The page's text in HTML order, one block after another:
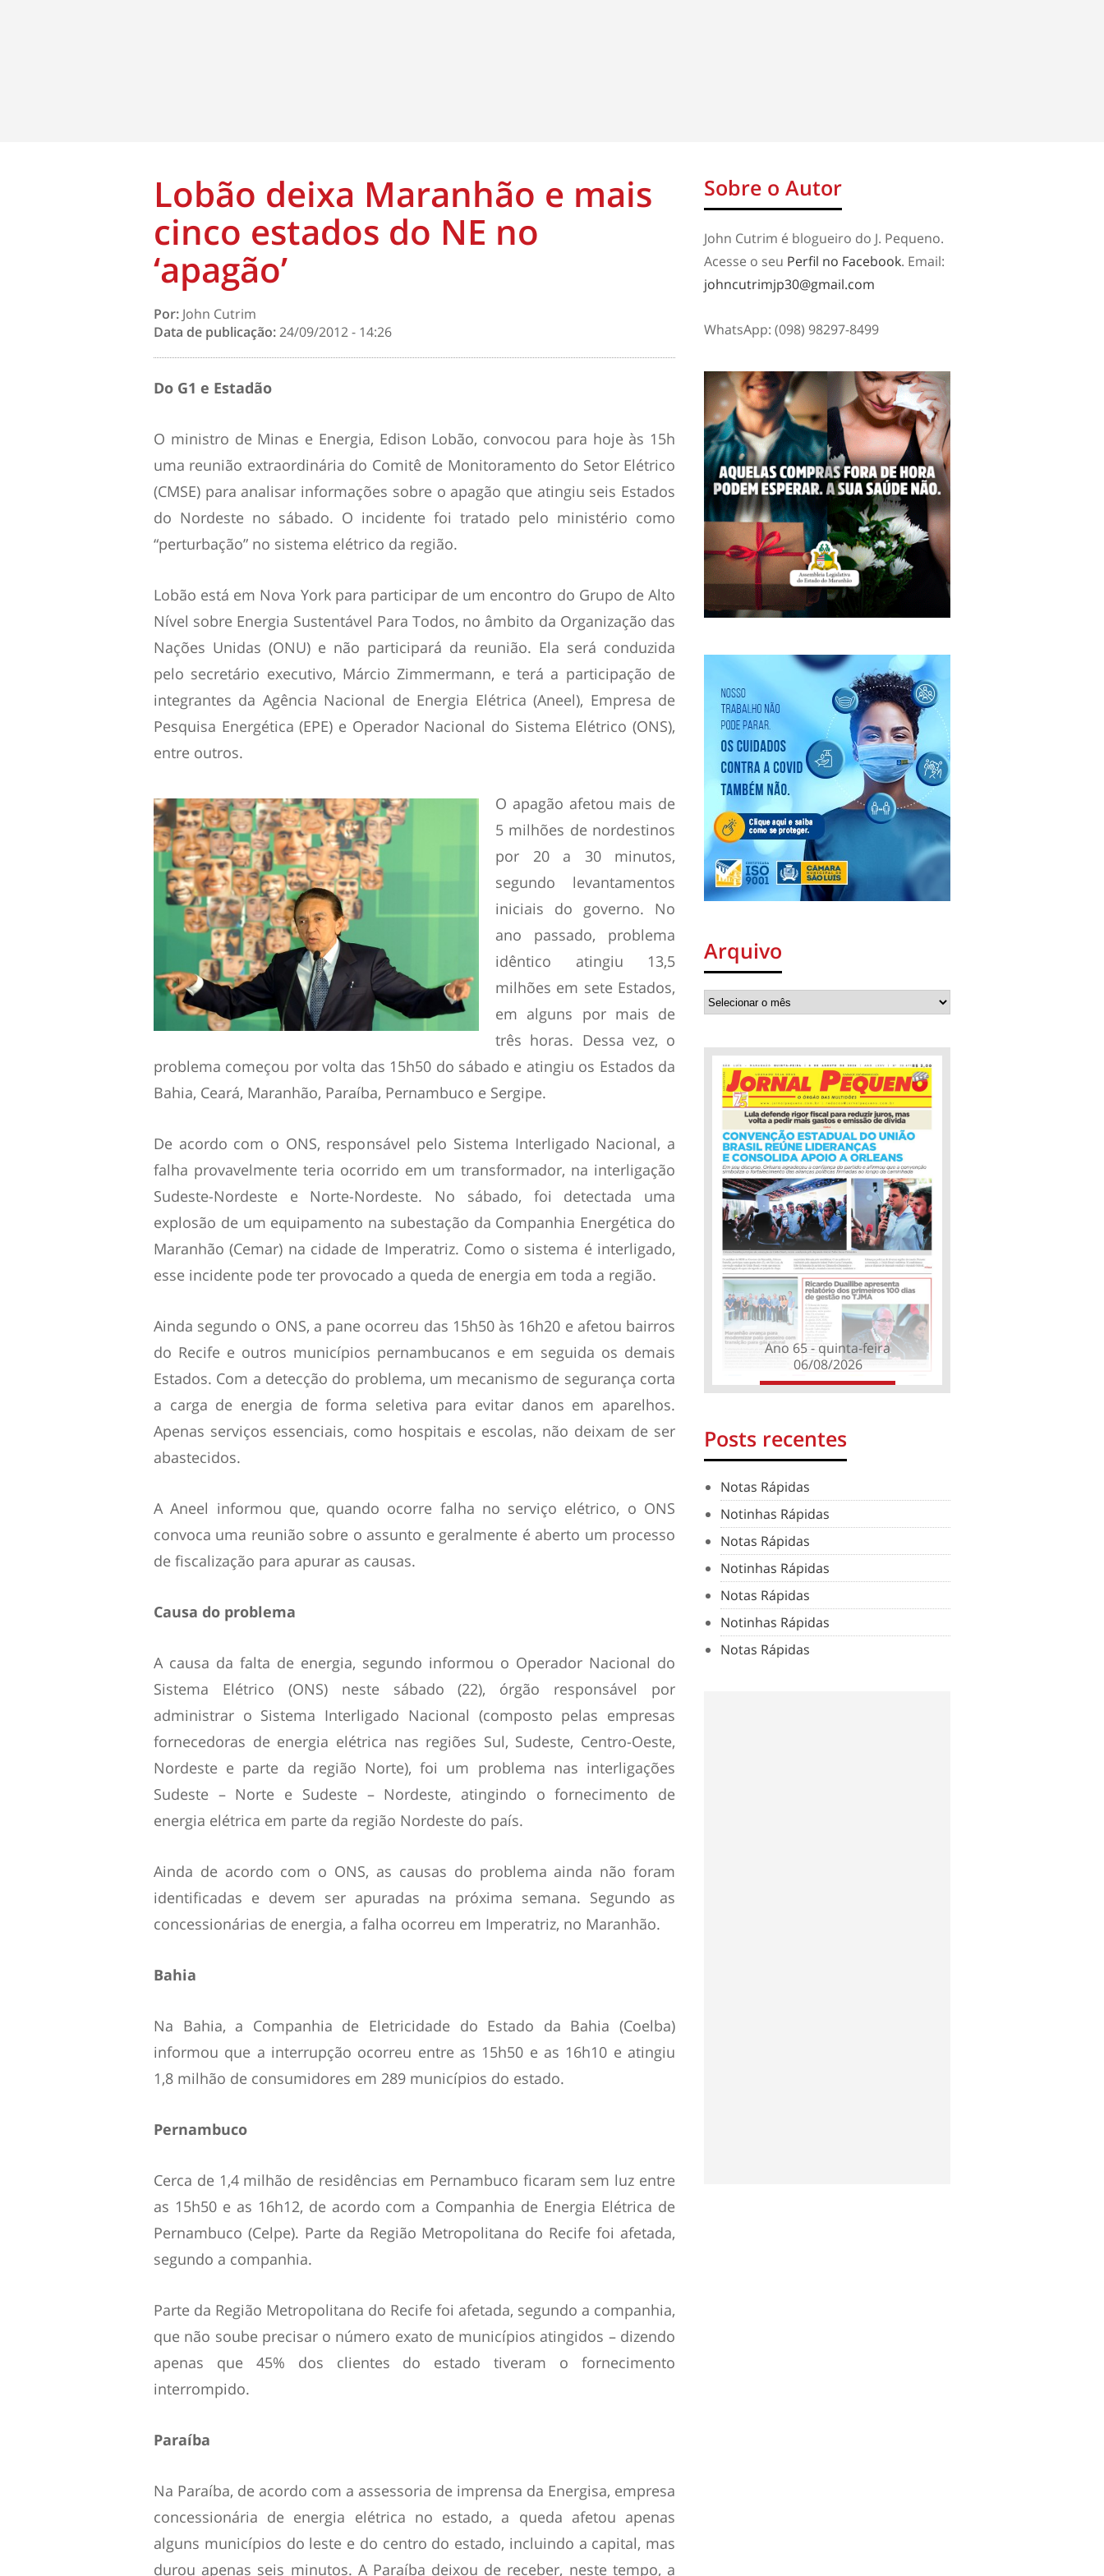
Lobão deixa Maranhão e mais
cinco estados do NE no
‘apagão’
Por: John Cutrim
Data de publicação:24/09/2012 - 14:26
Do G1 e Estadão
O ministro de Minas e Energia, Edison Lobão, convocou para hoje às 15h
uma reunião extraordinária do Comitê de Monitoramento do Setor Elétrico
(CMSE) para analisar informações sobre o apagão que atingiu seis Estados
do Nordeste no sábado. O incidente foi tratado pelo ministério como
“perturbação” no sistema elétrico da região.
Lobão está em Nova York para participar de um encontro do Grupo de Alto
Nível sobre Energia Sustentável Para Todos, no âmbito da Organização das
Nações Unidas (ONU) e não participará da reunião. Ela será conduzida
pelo secretário executivo, Márcio Zimmermann, e terá a participação de
integrantes da Agência Nacional de Energia Elétrica (Aneel), Empresa de
Pesquisa Energética (EPE) e Operador Nacional do Sistema Elétrico (ONS),
entre outros.
O apagão afetou mais de
5 milhões de nordestinos
por 20 a 30 minutos,
segundo levantamentos
iniciais do governo. No
ano passado, problema
idêntico atingiu 13,5
milhões em sete Estados,
em alguns por mais de
três horas. Dessa vez, o
problema começou por volta das 15h50 do sábado e atingiu os Estados da
Bahia, Ceará, Maranhão, Paraíba, Pernambuco e Sergipe.
De acordo com o ONS, responsável pelo Sistema Interligado Nacional, a
falha provavelmente teria ocorrido em um transformador, na interligação
Sudeste-Nordeste e Norte-Nordeste. No sábado, foi detectada uma
explosão de um equipamento na subestação da Companhia Energética do
Maranhão (Cemar) na cidade de Imperatriz. Como o sistema é interligado,
esse incidente pode ter provocado a queda de energia em toda a região.
Ainda segundo o ONS, a pane ocorreu das 15h50 às 16h20 e afetou bairros
do Recife e outros municípios pernambucanos e em seguida os demais
Estados. Com a detecção do problema, um mecanismo de segurança corta
a carga de energia de forma seletiva para evitar danos em aparelhos.
Apenas serviços essenciais, como hospitais e escolas, não deixam de ser
abastecidos.
A Aneel informou que, quando ocorre falha no serviço elétrico, o ONS
convoca uma reunião sobre o assunto e geralmente é aberto um processo
de fiscalização para apurar as causas.
Causa do problema
A causa da falta de energia, segundo informou o Operador Nacional do
Sistema Elétrico (ONS) neste sábado (22), órgão responsável por
administrar o Sistema Interligado Nacional (composto pelas empresas
fornecedoras de energia elétrica nas regiões Sul, Sudeste, Centro-Oeste,
Nordeste e parte da região Norte), foi um problema nas interligações
Sudeste – Norte e Sudeste – Nordeste, atingindo o fornecimento de
energia elétrica em parte da região Nordeste do país.
Ainda de acordo com o ONS, as causas do problema ainda não foram
identificadas e devem ser apuradas na próxima semana. Segundo as
concessionárias de energia, a falha ocorreu em Imperatriz, no Maranhão.
Bahia
Na Bahia, a Companhia de Eletricidade do Estado da Bahia (Coelba)
informou que a interrupção ocorreu entre as 15h50 e as 16h10 e atingiu
1,8 milhão de consumidores em 289 municípios do estado.
Pernambuco
Cerca de 1,4 milhão de residências em Pernambuco ficaram sem luz entre
as 15h50 e as 16h12, de acordo com a Companhia de Energia Elétrica de
Pernambuco (Celpe). Parte da Região Metropolitana do Recife foi afetada,
segundo a companhia.
Parte da Região Metropolitana do Recife foi afetada, segundo a companhia,
que não soube precisar o número exato de municípios atingidos – dizendo
apenas que 45% dos clientes do estado tiveram o fornecimento
interrompido.
Paraíba
Na Paraíba, de acordo com a assessoria de imprensa da Energisa, empresa
concessionária de energia elétrica no estado, a queda afetou apenas
alguns municípios do leste e do centro do estado, incluindo a capital, mas
durou apenas seis minutos. A Paraíba deixou de receber, neste tempo, a
Sobre o Autor
John Cutrim é blogueiro do J. Pequeno.
Acesse o seu Perfil no Facebook. Email:
johncutrimjp30@gmail.com
WhatsApp: (098) 98297-8499
Arquivo
Ano 65 - quinta-feira
06/08/2026
Posts recentes
Notas Rápidas
Notinhas Rápidas
Notas Rápidas
Notinhas Rápidas
Notas Rápidas
Notinhas Rápidas
Notas Rápidas